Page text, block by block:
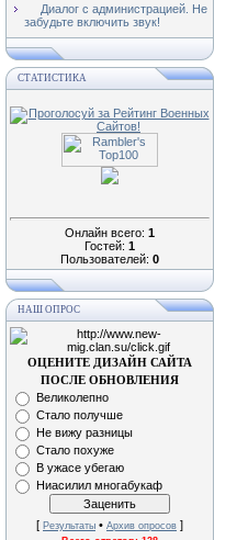
Диалог с администрацией. Не
забудьте включить звук!
СТАТИСТИКА
Онлайн всего: 1
Гостей: 1
Пользователей: 0
НАШ ОПРОС
ОЦЕНИТЕ ДИЗАЙН САЙТА
ПОСЛЕ ОБНОВЛЕНИЯ
Великолепно
Стало получше
Не вижу разницы
Стало похуже
В ужасе убегаю
Ниасилил многабукаф
[ Результаты • Архив опросов ]